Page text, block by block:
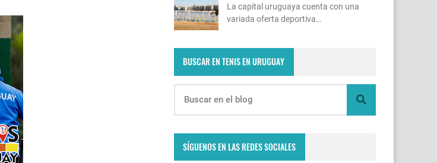
La capital uruguaya cuenta con una
variada oferta deportiva…
BUSCAR EN TENIS EN URUGUAY
SÍGUENOS EN LAS REDES SOCIALES